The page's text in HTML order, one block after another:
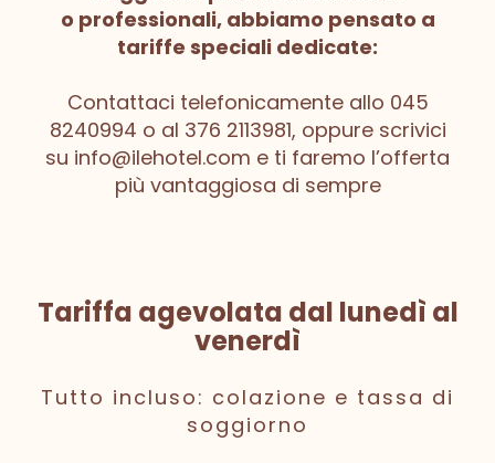
o professionali, abbiamo pensato a
tariffe speciali dedicate:
Contattaci telefonicamente allo 045
8240994 o al 376 2113981, oppure scrivici
su info@ilehotel.com e ti faremo l’offerta
più vantaggiosa di sempre
Tariffa agevolata dal lunedì al
venerdì
Tutto incluso: colazione e tassa di
soggiorno